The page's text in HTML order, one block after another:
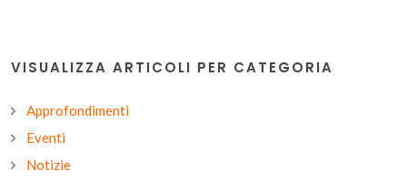
VISUALIZZA ARTICOLI PER CATEGORIA
Approfondimenti
Eventi
Notizie